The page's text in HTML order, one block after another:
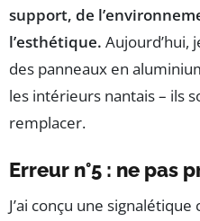
support, de
l’esthétique. Aujourd’hui,
des panneaux en
les intérieurs nantais – ils
remplacer.
Erreur n°5 : ne pas
J’ai conçu une